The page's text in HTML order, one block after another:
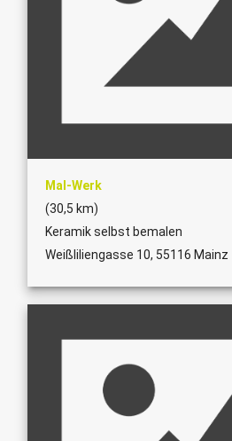
Mal-Werk
(30,5 km)
Keramik selbst bemalen
Weißliliengasse 10, 55116 Mainz